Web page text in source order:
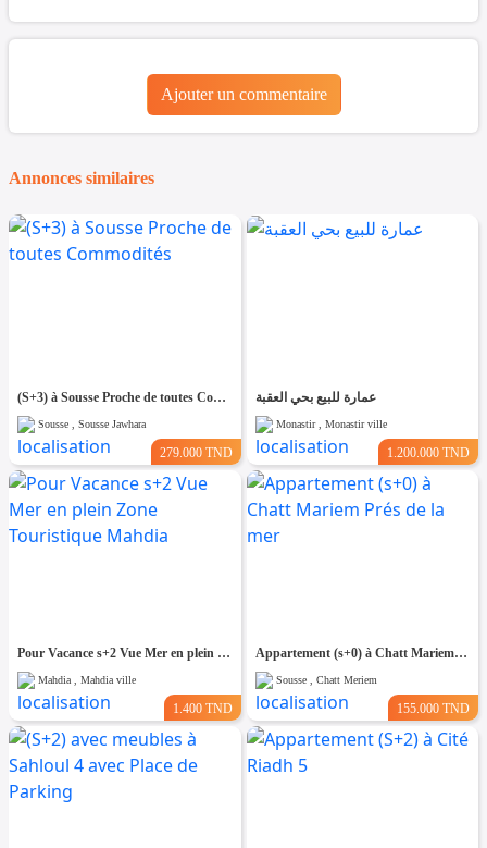
Ajouter un commentaire
Annonces similaires
(S+3) à Sousse Proche de toutes Commodités
Sousse , Sousse Jawhara
279.000 TND
عمارة للبيع بحي العقبة
Monastir , Monastir ville
1.200.000 TND
Pour Vacance s+2 Vue Mer en plein Zone Touristique Mahdia
Mahdia , Mahdia ville
1.400 TND
Appartement (s+0) à Chatt Mariem Prés de la mer
Sousse , Chatt Meriem
155.000 TND